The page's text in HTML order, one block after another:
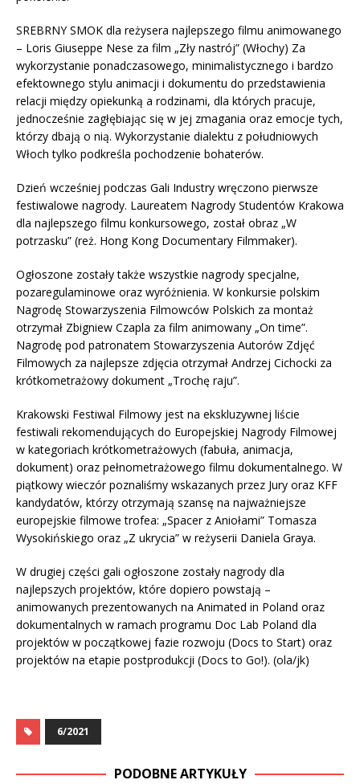
SREBRNY SMOK dla reżysera najlepszego filmu animowanego
– Loris Giuseppe Nese za film „Zły nastrój” (Włochy) Za
wykorzystanie ponadczasowego, minimalistycznego i bardzo
efektownego stylu animacji i dokumentu do przedstawienia
relacji między opiekunką a rodzinami, dla których pracuje,
jednocześnie zagłębiając się w jej zmagania oraz emocje tych,
którzy dbają o nią. Wykorzystanie dialektu z południowych
Włoch tylko podkreśla pochodzenie bohaterów.
Dzień wcześniej podczas Gali Industry wręczono pierwsze
festiwalowe nagrody. Laureatem Nagrody Studentów Krakowa
dla najlepszego filmu konkursowego, został obraz „W
potrzasku” (reż. Hong Kong Documentary Filmmaker).
Ogłoszone zostały także wszystkie nagrody specjalne,
pozaregulaminowe oraz wyróżnienia. W konkursie polskim
Nagrodę Stowarzyszenia Filmowców Polskich za montaż
otrzymał Zbigniew Czapla za film animowany „On time”.
Nagrodę pod patronatem Stowarzyszenia Autorów Zdjęć
Filmowych za najlepsze zdjęcia otrzymał Andrzej Cichocki za
krótkometrażowy dokument „Trochę raju”.
Krakowski Festiwal Filmowy jest na ekskluzywnej liście
festiwali rekomendujących do Europejskiej Nagrody Filmowej
w kategoriach krótkometrażowych (fabuła, animacja,
dokument) oraz pełnometrażowego filmu dokumentalnego. W
piątkowy wieczór poznaliśmy wskazanych przez Jury oraz KFF
kandydatów, którzy otrzymają szansę na najważniejsze
europejskie filmowe trofea: „Spacer z Aniołami” Tomasza
Wysokińskiego oraz „Z ukrycia” w reżyserii Daniela Graya.
W drugiej części gali ogłoszone zostały nagrody dla
najlepszych projektów, które dopiero powstają –
animowanych prezentowanych na Animated in Poland oraz
dokumentalnych w ramach programu Doc Lab Poland dla
projektów w początkowej fazie rozwoju (Docs to Start) oraz
projektów na etapie postprodukcji (Docs to Go!). (ola/jk)
6/2021
PODOBNE ARTYKUŁY